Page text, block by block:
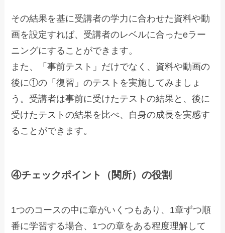
その結果を基に受講者の学力に合わせた資料や動
画を設定すれば、受講者のレベルに合ったeラー
ニングにすることができます。
また、「事前テスト」だけでなく、資料や動画の
後に①の「復習」のテストを実施してみましょ
う。受講者は事前に受けたテストの結果と、後に
受けたテストの結果を比べ、自身の成長を実感す
ることができます。
④チェックポイント（関所）の役割
1つのコースの中に章がいくつもあり、1章ずつ順
番に学習する場合、1つの章をある程度理解して